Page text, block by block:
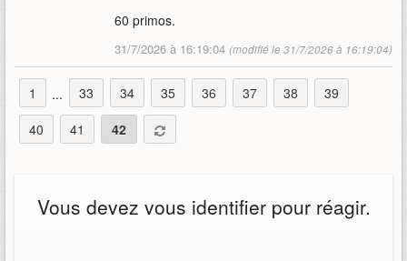
60 primos.
31/7/2026 à 16:19:04 (modifié le 31/7/2026 à 16:19:04)
1 ... 33 34 35 36 37 38
39
40
41 42
Vous devez vous identifier pour réagir.